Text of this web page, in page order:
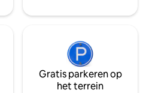
Gratis parkeren op
het terrein